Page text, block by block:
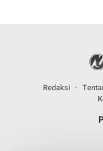
Redaksi